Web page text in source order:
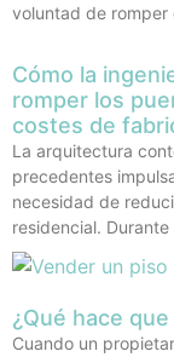
voluntad de romper
Cómo la
romper los
costes de
La arquitectura
precedentes
necesidad de
residencial.
¿Qué hace
Cuando un